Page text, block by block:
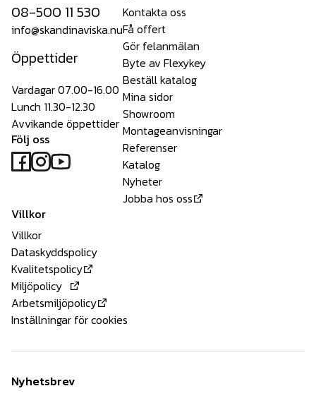
08-500 11 530
info@skandinaviska.nu
Öppettider
Vardagar 07.00-16.00
Lunch 11.30-12.30
Avvikande öppettider
Följ oss
Kontakta oss
Få offert
Gör felanmälan
Byte av Flexykey
Beställ katalog
Mina sidor
Showroom
Montageanvisningar
Referenser
Katalog
Nyheter
Jobba hos oss
Villkor
Villkor
Dataskyddspolicy
Kvalitetspolicy
Miljöpolicy
Arbetsmiljöpolicy
Inställningar för cookies
Nyhetsbrev